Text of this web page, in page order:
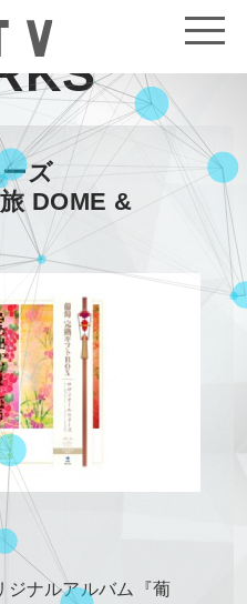
ズ
DOME &
ジナルアルバム『葡